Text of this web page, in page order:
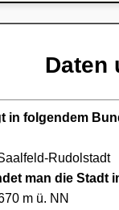
Daten
in folgendem
Rudolstadt
man die Stadt
m ü. NN